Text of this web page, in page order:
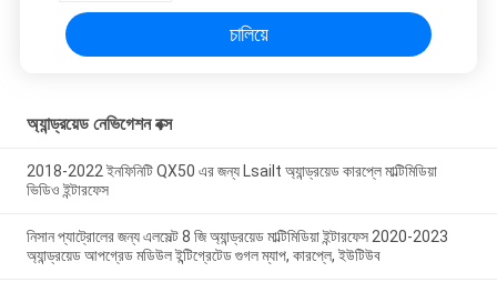
চালিয়ে
অ্যান্ড্রয়েড নেভিগেশন বক্স
2018-2022 ইনফিনিটি QX50 এর জন্য Lsailt অ্যান্ড্রয়েড কারপ্লে মাল্টিমিডিয়া
ভিডিও ইন্টারফেস
নিসান প্যাট্রোলের জন্য এলসেল্ট 8 জি অ্যান্ড্রয়েড মাল্টিমিডিয়া ইন্টারফেস 2020-2023
অ্যান্ড্রয়েড আপগ্রেড মডিউল ইন্টিগ্রেটেড গুগল ম্যাপ, কারপ্লে, ইউটিউব